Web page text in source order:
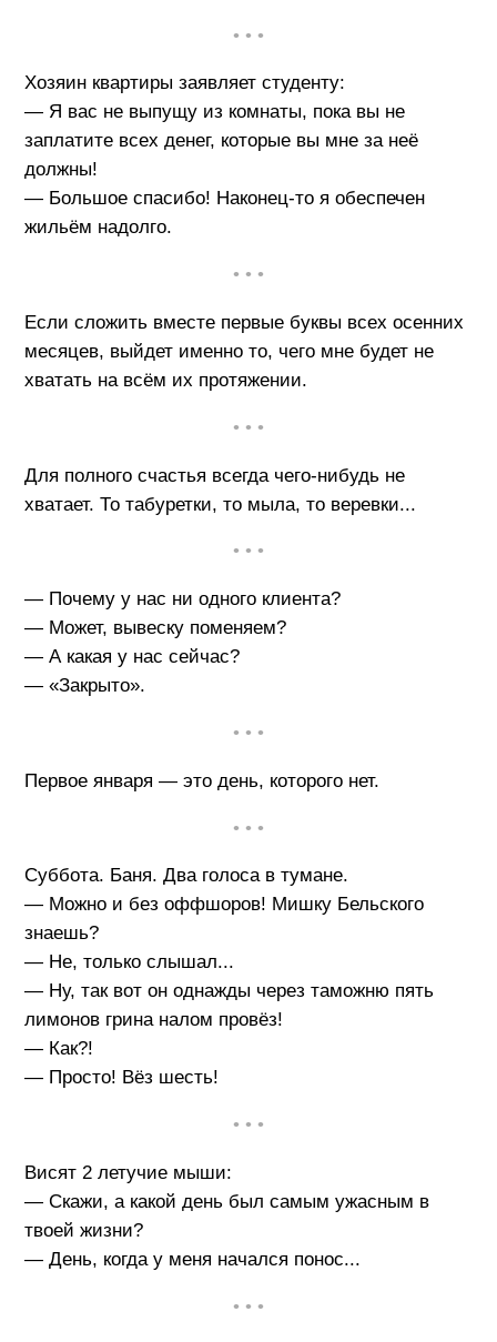
• • •
Хозяин квартиры заявляет студенту:
— Я вас не выпущу из комнаты, пока вы не
заплатите всех денег, которые вы мне за неё
должны!
— Большое спасибо! Наконец-то я обеспечен
жильём надолго.
• • •
Если сложить вместе первые буквы всех осенних
месяцев, выйдет именно то, чего мне будет не
хватать на всём их протяжении.
• • •
Для полного счастья всегда чего-нибудь не
хватает. То табуретки, то мыла, то веревки...
• • •
— Почему у нас ни одного клиента?
— Может, вывеску поменяем?
— А какая у нас сейчас?
— «Закрыто».
• • •
Первое января — это день, которого нет.
• • •
Суббота. Баня. Два голоса в тумане.
— Можно и без оффшоров! Мишку Бельского
знаешь?
— Не, только слышал...
— Ну, так вот он однажды через таможню пять
лимонов грина налом провёз!
— Как?!
— Просто! Вёз шесть!
• • •
Висят 2 летучие мыши:
— Скажи, а какой день был самым ужасным в
твоей жизни?
— День, когда у меня начался понос...
• • •